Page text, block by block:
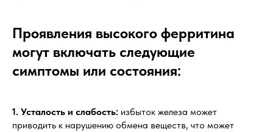
Проявления высокого ферритина
могут включать следующие
симптомы или состояния:
1. Усталость и слабость: избыток железа может
приводить к нарушению обмена веществ, что может